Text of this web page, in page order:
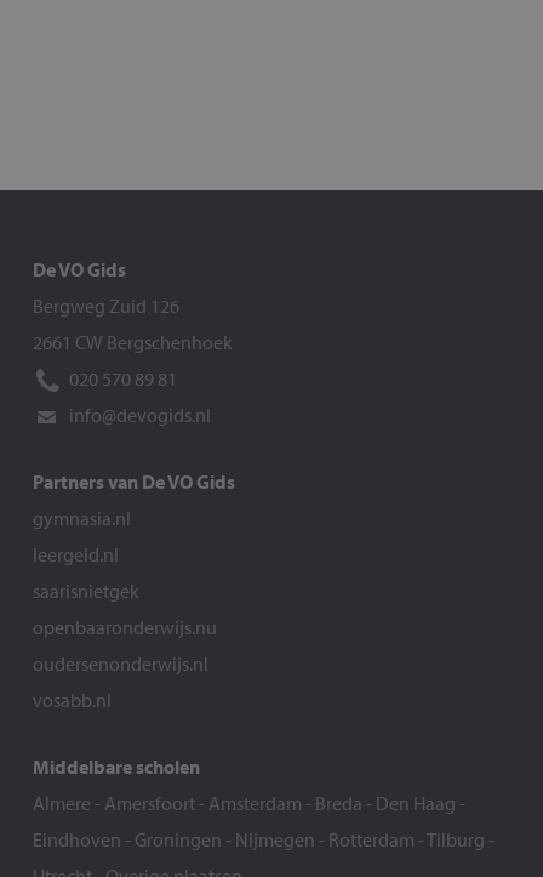
De VO Gids
Bergweg Zuid 126
2661 CW Bergschenhoek
020 570 89 81
info@devogids.nl
Partners van De VO Gids
gymnasia.nl
leergeld.nl
saarisnietgek
openbaaronderwijs.nu
oudersenonderwijs.nl
vosabb.nl
Middelbare scholen
Almere - Amersfoort- Amsterdam - Breda - Den Haag -
Eindhoven - Groningen - Nijmegen - Rotterdam -Tilburg -